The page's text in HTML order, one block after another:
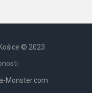
© 2023
Monster.com